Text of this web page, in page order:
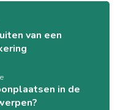
van een
in de